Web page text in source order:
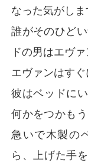
なった気がしま
誰がそのひど
ドの男はエヴ
エヴァンはすぐ
彼はベッドに
何かをつかも
急いで木製の
ら、上げた手